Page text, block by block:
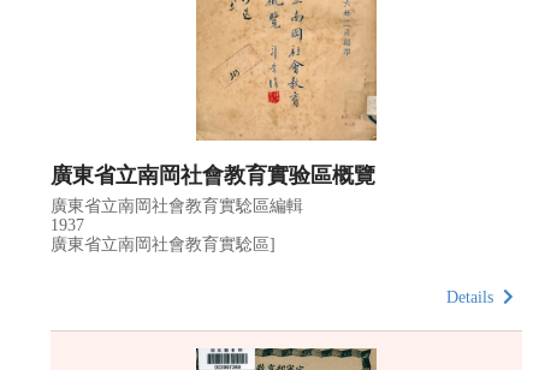
廣東省立南岡社會教育實验區概覽
廣東省立南岡社會教育實騐區編輯
1937
廣東省立南岡社會教育實騐區]
Details